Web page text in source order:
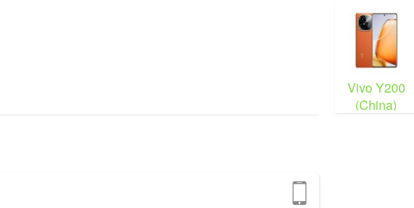
Vivo Y200
(China)